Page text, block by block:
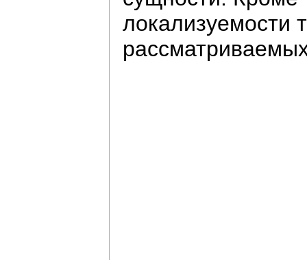
локализуемости